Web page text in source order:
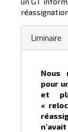
Liminaire
Nous
pour
et
«